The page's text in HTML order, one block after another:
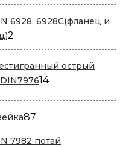
товар
6928, 6928С(фланец и
2
товара
острый
1414
товаров
87
7982 потай